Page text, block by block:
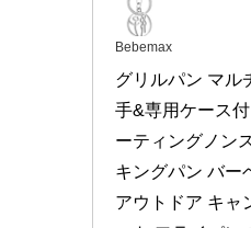
Bebemax
グリルパン マル
手&専用ケース
ーティングノン
キングパン バー
アウトドア キャ